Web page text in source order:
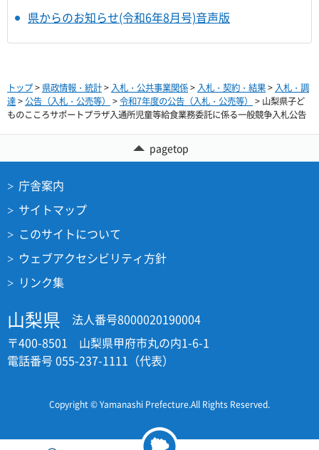
県からのお知らせ(令和6年8月号)音声版
トップ> 県政情報・統計> 入札・公共事業関係> 入札・契約・結果> 入札・調
達>公告（入札・公売等） >令和7年度の公告（入札・公売等）
> 山梨県子ど
ものこころサポートプラザ入通所児童等給食業務委託に係る一般競争入札公告
pagetop
庁舎案内
サイトマップ
このサイトについて
ウェブアクセシビリティ方針
リンク集
山梨県
法人番号8000020190004
〒400-8501 山梨県甲府市丸の内1-6-1
電話番号 055-237-1111（代表）
Copyright © Yamanashi Prefecture.All Rights Reserved.